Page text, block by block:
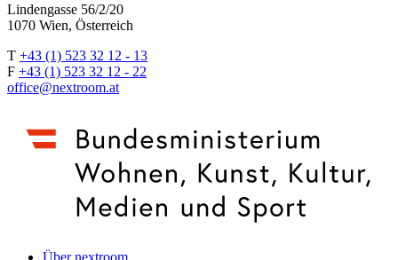
Lindengasse 56/2/20
1070 Wien, Österreich
T +43 (1) 523 32 12 - 13
F +43 (1) 523 32 12 - 22
office@nextroom.at
Über nextroom